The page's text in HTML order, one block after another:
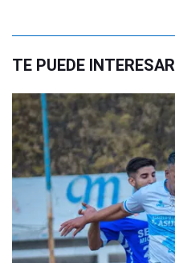
TE PUEDE INTERESAR